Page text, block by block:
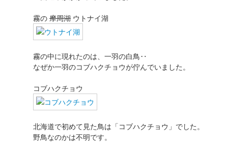
霧の 摩周湖 ウトナイ湖
霧の中に現れたのは、一羽の白鳥‥
なぜか一羽のコブハクチョウが佇んでいました。
コブハクチョウ
北海道で初めて見た鳥は「コブハクチョウ」でした。
野鳥なのかは不明です。